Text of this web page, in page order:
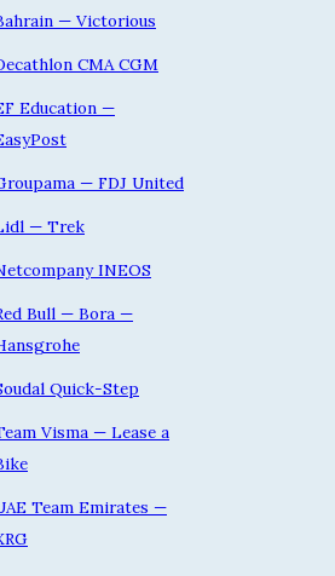
— Victorious
CMA CGM
Education —
— FDJ United
— Trek
INEOS
Bull — Bora —
Quick-Step
Visma — Lease a
Team Emirates —